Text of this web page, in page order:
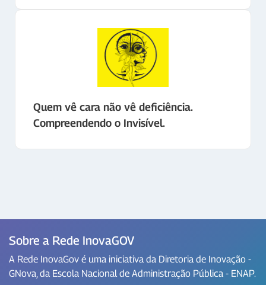
Quem vê cara não vê deficiência.
Compreendendo o Invisível.
Sobre a Rede InovaGOV
A Rede InovaGov é uma iniciativa da Diretoria de Inovação -
GNova, da Escola Nacional de Administração Pública - ENAP.